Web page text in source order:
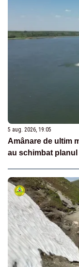
5 aug. 2026, 19:05
Amânare de ultim
au schimbat